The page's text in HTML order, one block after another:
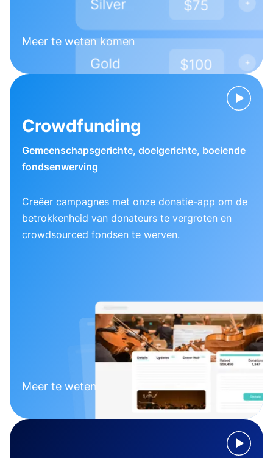
Meer te weten komen
Crowdfunding
Gemeenschapsgerichte, doelgerichte, boeiende
fondsenwerving
Creëer campagnes met onze donatie-app om de
betrokkenheid van donateurs te vergroten en
crowdsourced fondsen te werven.
Meer te weten komen